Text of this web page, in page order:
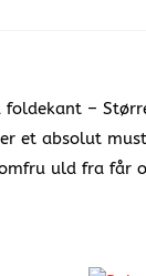
–
et absolut
jomfru uld fra